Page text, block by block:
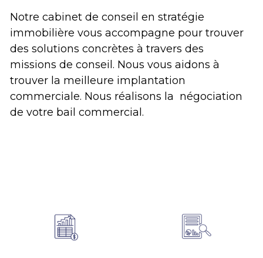
Notre cabinet de conseil en stratégie
immobilière vous accompagne pour trouver
des solutions concrètes à travers des
missions de conseil. Nous vous aidons à
trouver la meilleure implantation
commerciale. Nous réalisons la  négociation
de votre bail commercial.